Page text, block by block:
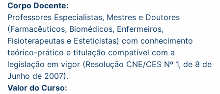
Corpo Docente:
Professores Especialistas, Mestres e Doutores
(Farmacêuticos, Biomédicos, Enfermeiros,
Fisioterapeutas e Esteticistas) com conhecimento
teórico-prático e titulação compatível com a
legislação em vigor (Resolução CNE/CES Nº 1, de 8 de
Junho de 2007).
Valor do Curso: